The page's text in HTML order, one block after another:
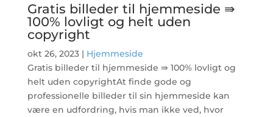
Gratis billeder til hjemmeside ⇛
100% lovligt og helt uden
copyright
okt 26, 2023| Hjemmeside
Gratis billeder til hjemmeside ⇛ 100% lovligt og
helt uden copyrightAt finde gode og
professionelle billeder til sin hjemmeside kan
være en udfordring, hvis man ikke ved, hvor